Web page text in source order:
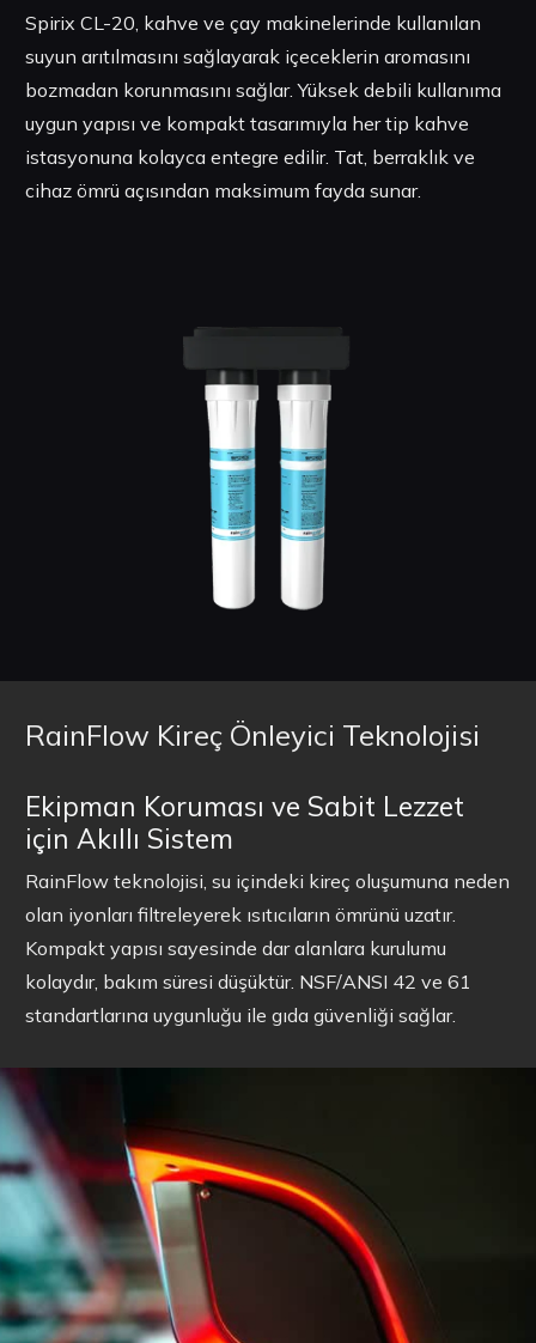
Spirix CL-20, kahve ve çay makinelerinde kullanılan
suyun arıtılmasını sağlayarak içeceklerin aromasını
bozmadan korunmasını sağlar. Yüksek debili kullanıma
uygun yapısı ve kompakt tasarımıyla her tip kahve
istasyonuna kolayca entegre edilir. Tat, berraklık ve
cihaz ömrü açısından maksimum fayda sunar.
RainFlow Kireç Önleyici Teknolojisi
Ekipman Koruması ve Sabit Lezzet
için Akıllı Sistem
RainFlow teknolojisi, su içindeki kireç oluşumuna neden
olan iyonları filtreleyerek ısıtıcıların ömrünü uzatır.
Kompakt yapısı sayesinde dar alanlara kurulumu
kolaydır, bakım süresi düşüktür. NSF/ANSI 42 ve 61
standartlarına uygunluğu ile gıda güvenliği sağlar.